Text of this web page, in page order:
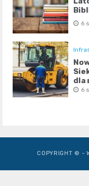
6
dla
6
COPYRIGHT © -